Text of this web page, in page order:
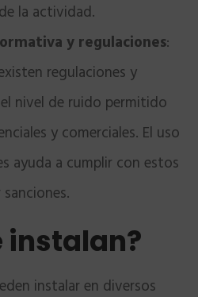
la actividad.
y regulaciones:
regulaciones y
nivel de ruido permitido
y comerciales. El uso
ayuda a cumplir con estos
instalan?
instalar en diversos